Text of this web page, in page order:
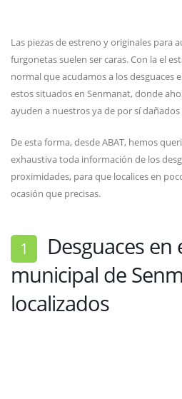
Las piezas de estreno y originales para
furgonetas suelen ser caras. Con la el
normal que acudamos a los desguaces
estos situados en Senmanat, donde
ayuden a nuestros ya de por sí
De esta forma, desde ABAT, hemos
exhaustiva toda información de los
proximidades, para que localices en
ocasión que precisas.
1 Desguaces en
municipal de
localizados